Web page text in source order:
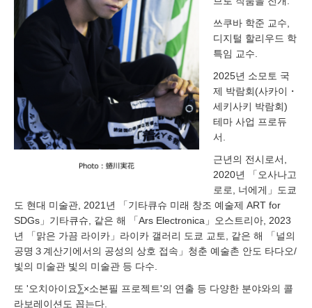
쓰쿠바 학준 교수,
디지털 할리우드 학
특임 교수.
2025년 소모토 국
제 박람회(사카이・
세키사키 박람회)
테마 사업 프로듀
서.
근년의 전시로서,
2020년 「오사나고
로로, 너에게」도쿄
도 현대 미술관, 2021년 「기타큐슈 미래 창조 예술제 ART for
SDGs」기타큐슈, 같은 해 「Ars Electronica」오스트리아, 2023
년 「맑은 가끔 라이카」라이카 갤러리 도쿄 교토, 같은 해 「널의
공명３계산기에서의 공성의 상호 접속」청춘 예술촌 안도 타다오/
빛의 미술관 빛의 미술관 등 다수.
또 '오치아이요⅀×소본필 프로젝트'의 연출 등 다양한 분야와의 콜
라보레이션도 꼽는다.